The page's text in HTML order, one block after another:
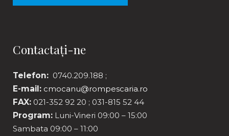
Contactați-ne
Telefon: 0740.209.188 ;
E-mail: cmocanu@rompescaria.ro
FAX: 021-352 92 20 ; 031-815 52 44
Program: Luni-Vineri 09:00 – 15:00
Sambata 09:00 – 11:00